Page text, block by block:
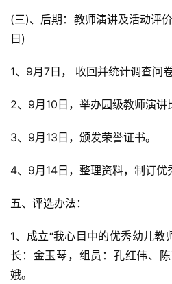
(三)、后期：教师演讲及活动
日)
1、9月7日， 收回并统计调查问卷
2、9月10日，举办园级教师演讲
3、9月13日，颁发荣誉证书。
4、9月14日，整理资料，制订优
五、评选办法：
1、成立“我心目中的优秀幼儿教
长：金玉琴，组员：孔红伟、
娥。